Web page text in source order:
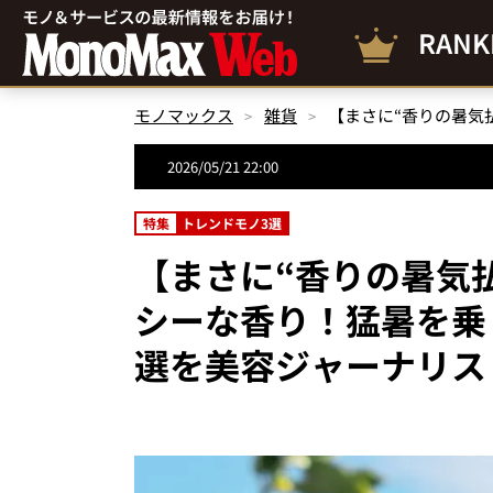
モノマックス 雑貨
2026/05/21 22:00
特集 トレンドモノ3選
【まさに“香りの暑
シーな香り！猛暑を
選を美容ジャーナリ